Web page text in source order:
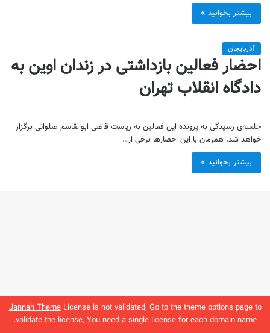
Jannah ThemeLicense is not validated, Go to the theme options page to
validate the license, You need a single license for each domain name.
بیشتر بخوانید »
آذربایجان
احضار فعالین بازداشتی در زندان اوین به
دادگاه‌ انقلاب تهران‌
جلسه‌ی رسیدگی به پرونده این فعالین به ریاست قاضی ابوالقاسم صلواتی برگزار
خواهد شد. همزمان با این احضارها برخی از…
بیشتر بخوانید »